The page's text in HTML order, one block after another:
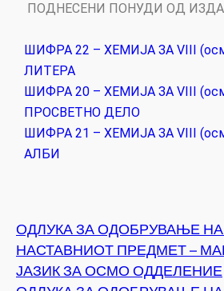
ПОДНЕСЕНИ ПОНУДИ ОД
ШИФРА 22 – ХЕМИЈА ЗА VIII
ЛИТЕРА
ШИФРА 20 – ХЕМИЈА ЗА VIII
ПРОСВЕТНО ДЕЛО
ШИФРА 21 – ХЕМИЈА ЗА VIII
АЛБИ
ОДЛУКА ЗА ОДОБРУВАЊЕ
НАСТАВНИОТ ПРЕДМЕТ –
ЈАЗИК ЗА ОСМО ОДДЕЛЕНИЕ